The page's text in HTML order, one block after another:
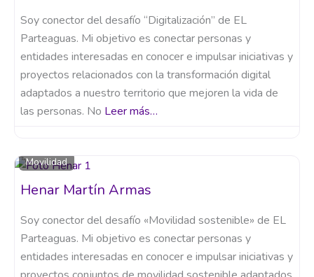
Soy conector del desafío “Digitalización” de EL
Parteaguas. Mi objetivo es conectar personas y
entidades interesadas en conocer e impulsar iniciativas y
proyectos relacionados con la transformación digital
adaptados a nuestro territorio que mejoren la vida de
las personas. No Leer más…
Movilidad
Henar Martín Armas
Soy conector del desafío «Movilidad sostenible» de EL
Parteaguas. Mi objetivo es conectar personas y
entidades interesadas en conocer e impulsar iniciativas y